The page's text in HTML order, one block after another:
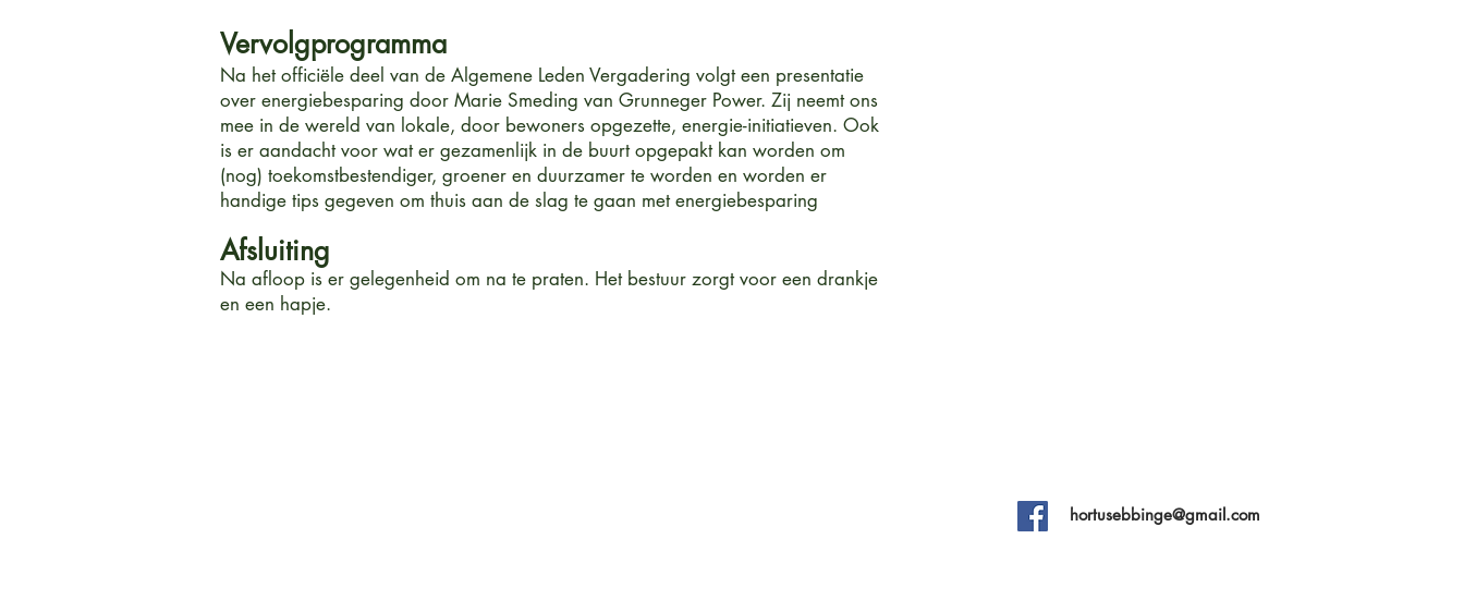
Vervolgprogramma
Na het officiële deel van de Algemene Leden Vergadering volgt een presentatie
over energiebesparing door Marie Smeding van Grunneger Power. Zij neemt ons
mee in de wereld van lokale, door bewoners opgezette, energie-initiatieven. Ook
is er aandacht voor wat er gezamenlijk in de buurt opgepakt kan worden om
(nog) toekomstbestendiger, groener en duurzamer te worden en worden er
handige tips gegeven om thuis aan de slag te gaan met energiebesparing
Afsluiting
Na afloop is er gelegenheid om na te praten. Het bestuur zorgt voor een drankje
en een hapje.
hortusebbinge@gmail.com